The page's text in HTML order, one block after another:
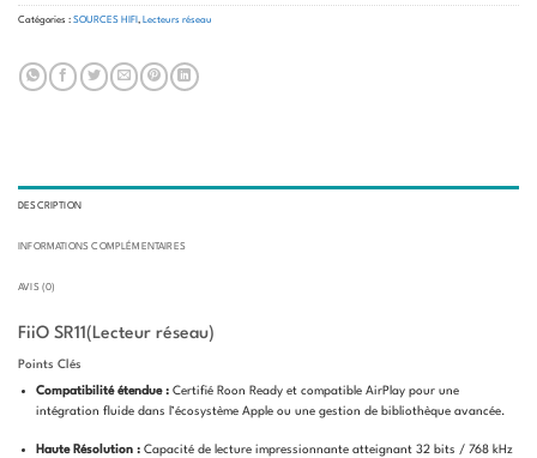
Catégories : SOURCES HIFI , Lecteurs réseau
DESCRIPTION
INFORMATIONS COMPLÉMENTAIRES
AVIS (0)
FiiO SR11(Lecteur réseau)
Points Clés
Compatibilité étendue :Certifié Roon Ready et compatible AirPlay pour une
intégration fluide dans l’écosystème Apple ou une gestion de bibliothèque avancée.
Haute Résolution :Capacité de lecture impressionnante atteignant 32 bits / 768 kHz